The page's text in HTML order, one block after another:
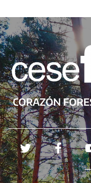
Redes sociales